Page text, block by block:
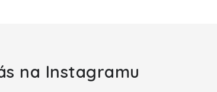
na Instagramu